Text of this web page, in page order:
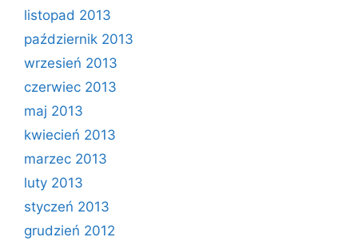
listopad 2013
październik 2013
wrzesień 2013
czerwiec 2013
maj 2013
kwiecień 2013
marzec 2013
luty 2013
styczeń 2013
grudzień 2012